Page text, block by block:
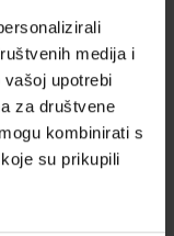
medija i
upotrebi
za društvene
kombinirati s
su prikupili